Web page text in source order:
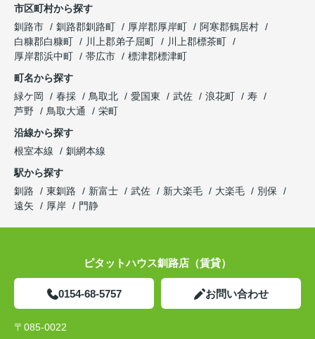
市区町村から探す
釧路市
釧路郡釧路町 厚岸郡厚岸町
阿寒郡鶴居村
白糠郡白糠町
川上郡弟子屈町
川上郡標茶町
厚岸郡浜中町
帯広市
標津郡標津町
町名から探す
緑ケ岡
春採 鳥取北 愛国東 武佐 浪花町
寿
芦野
鳥取大通
栄町
沿線から探す
根室本線
釧網本線
駅から探す
釧路
東釧路 新富士 武佐 新大楽毛 大楽毛
別保
遠矢
厚岸 門静
ピタットハウス釧路店（賃貸）
0154-68-5757 お問い合わせ
〒085-0022